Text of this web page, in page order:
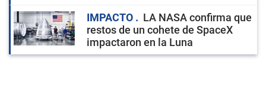
IMPACTO
LA NASA confirma que
restos de un cohete de SpaceX
impactaron en la Luna